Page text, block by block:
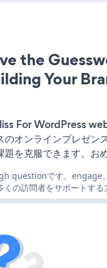
the
Your
For WordPress web
のオンラインプレゼン
を克服できます。お
questionです。engage
の訪問者をサポートする